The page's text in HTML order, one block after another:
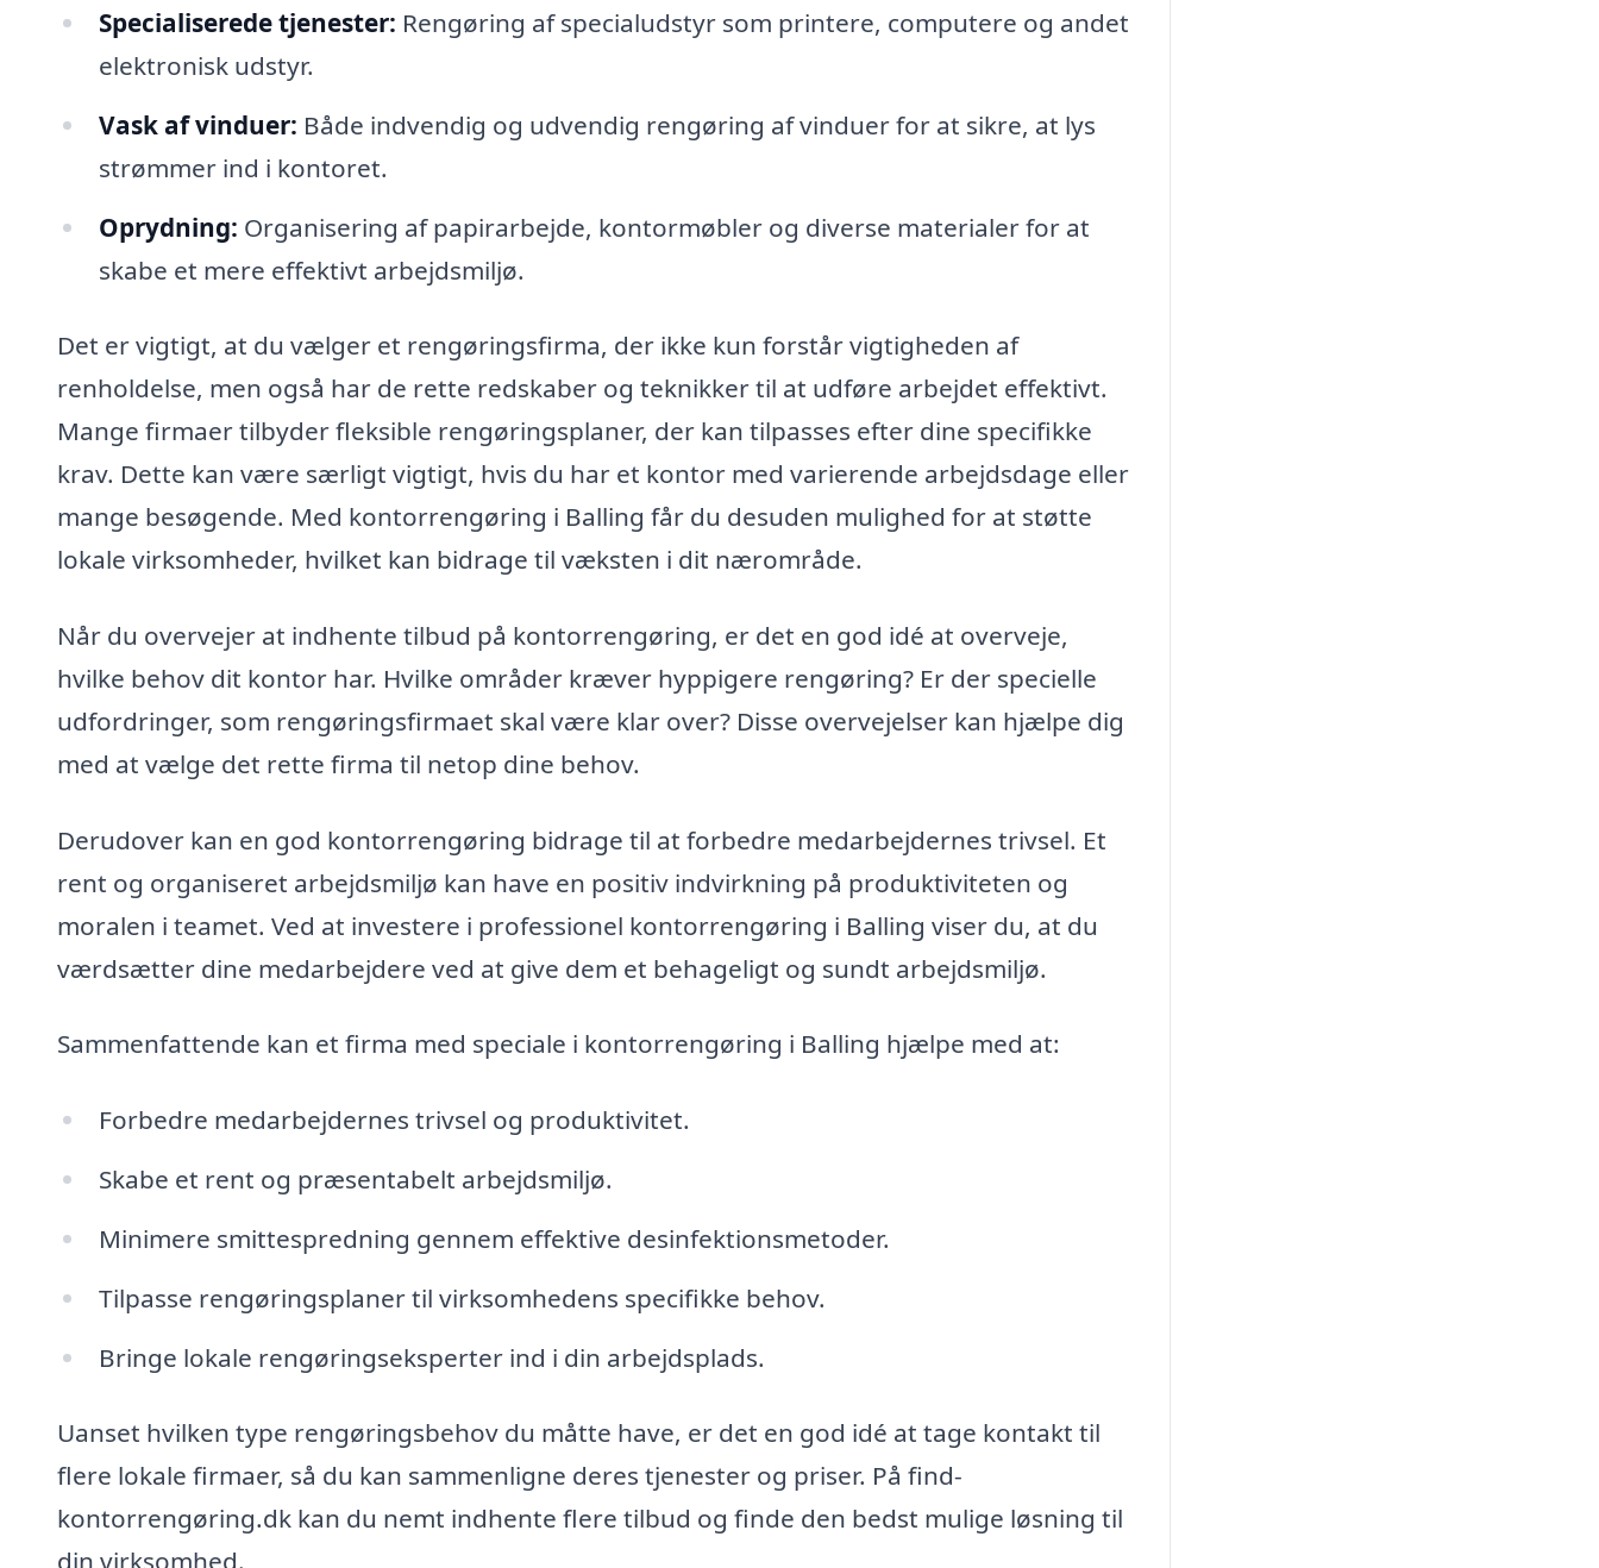
Specialiserede tjenester: Rengøring af specialudstyr som printere, computere og andet
elektronisk udstyr.
Vask af vinduer: Både indvendig og udvendig rengøring af vinduer for at sikre, at lys
strømmer ind i kontoret.
Oprydning: Organisering af papirarbejde, kontormøbler og diverse materialer for at
skabe et mere effektivt arbejdsmiljø.
Det er vigtigt, at du vælger et rengøringsfirma, der ikke kun forstår vigtigheden af
renholdelse, men også har de rette redskaber og teknikker til at udføre arbejdet effektivt.
Mange firmaer tilbyder fleksible rengøringsplaner, der kan tilpasses efter dine specifikke
krav. Dette kan være særligt vigtigt, hvis du har et kontor med varierende arbejdsdage eller
mange besøgende. Med kontorrengøring i Balling får du desuden mulighed for at støtte
lokale virksomheder, hvilket kan bidrage til væksten i dit nærområde.
Når du overvejer at indhente tilbud på kontorrengøring, er det en god idé at overveje,
hvilke behov dit kontor har. Hvilke områder kræver hyppigere rengøring? Er der specielle
udfordringer, som rengøringsfirmaet skal være klar over? Disse overvejelser kan hjælpe dig
med at vælge det rette firma til netop dine behov.
Derudover kan en god kontorrengøring bidrage til at forbedre medarbejdernes trivsel. Et
rent og organiseret arbejdsmiljø kan have en positiv indvirkning på produktiviteten og
moralen i teamet. Ved at investere i professionel kontorrengøring i Balling viser du, at du
værdsætter dine medarbejdere ved at give dem et behageligt og sundt arbejdsmiljø.
Sammenfattende kan et firma med speciale i kontorrengøring i Balling hjælpe med at:
Forbedre medarbejdernes trivsel og produktivitet.
Skabe et rent og præsentabelt arbejdsmiljø.
Minimere smittespredning gennem effektive desinfektionsmetoder.
Tilpasse rengøringsplaner til virksomhedens specifikke behov.
Bringe lokale rengøringseksperter ind i din arbejdsplads.
Uanset hvilken type rengøringsbehov du måtte have, er det en god idé at tage kontakt til
flere lokale firmaer, så du kan sammenligne deres tjenester og priser. På find-
kontorrengøring.dk kan du nemt indhente flere tilbud og finde den bedst mulige løsning til
din virksomhed.